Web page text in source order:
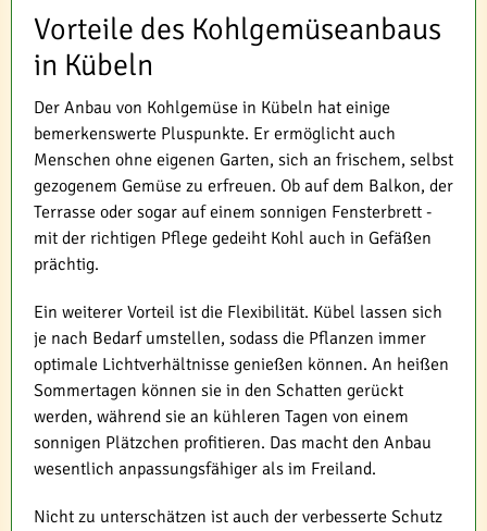
Vorteile des Kohlgemüseanbaus
in Kübeln
Der Anbau von Kohlgemüse in Kübeln hat einige
bemerkenswerte Pluspunkte. Er ermöglicht auch
Menschen ohne eigenen Garten, sich an frischem, selbst
gezogenem Gemüse zu erfreuen. Ob auf dem Balkon, der
Terrasse oder sogar auf einem sonnigen Fensterbrett -
mit der richtigen Pflege gedeiht Kohl auch in Gefäßen
prächtig.
Ein weiterer Vorteil ist die Flexibilität. Kübel lassen sich
je nach Bedarf umstellen, sodass die Pflanzen immer
optimale Lichtverhältnisse genießen können. An heißen
Sommertagen können sie in den Schatten gerückt
werden, während sie an kühleren Tagen von einem
sonnigen Plätzchen profitieren. Das macht den Anbau
wesentlich anpassungsfähiger als im Freiland.
Nicht zu unterschätzen ist auch der verbesserte Schutz